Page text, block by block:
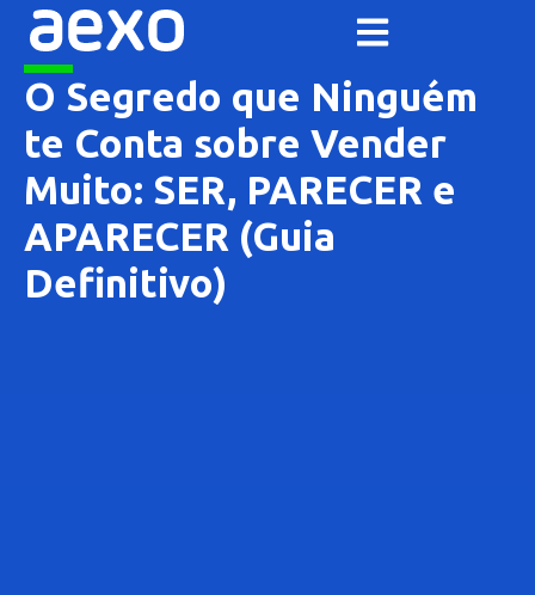
O Segredo que Ninguém
te Conta sobre Vender
Muito: SER, PARECER e
APARECER (Guia
Definitivo)